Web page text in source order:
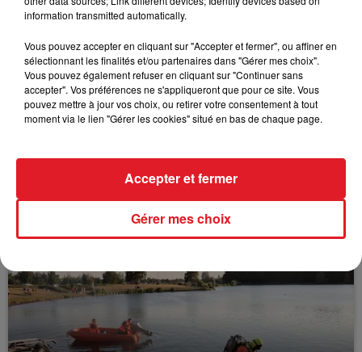
FIL D'ACTUS
BÉTHUNE: ENQUÊTE POUR HOMICIDE
VOLONTAIRE EN COURS, APRÈS LA...
Selon les premiers éléments, le logement servait
à des prostituées
information transmitted automatically.
Vous pouvez accepter en cliquant sur "Accepter et fermer", ou affiner en
sélectionnant les finalités et/ou partenaires dans "Gérer mes choix".
Vous pouvez également refuser en cliquant sur "Continuer sans
accepter". Vos préférences ne s'appliqueront que pour ce site. Vous
pouvez mettre à jour vos choix, ou retirer votre consentement à tout
moment via le lien "Gérer les cookies" situé en bas de chaque page.
Gérer mes choix
Accepter et fermer